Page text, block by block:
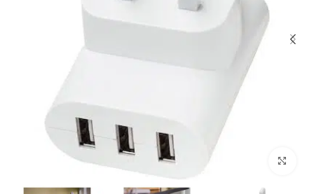
بزرگنمایی تصویر